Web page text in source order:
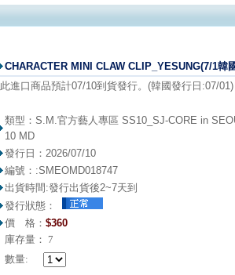
CHARACTER MINI CLAW CLIP_YESUNG(7/1韓
此進口商品預計07/10到貨發行。(韓國發行日:07/01)
類型： S.M.官方藝人專區 SS10_SJ-CORE in
10 MD
發行日： 2026/07/10
編號：:SMEOMD018747
出貨時間:發行出貨後2~7天到
發行狀態：
價 格： $360
庫存量： 7
數量: